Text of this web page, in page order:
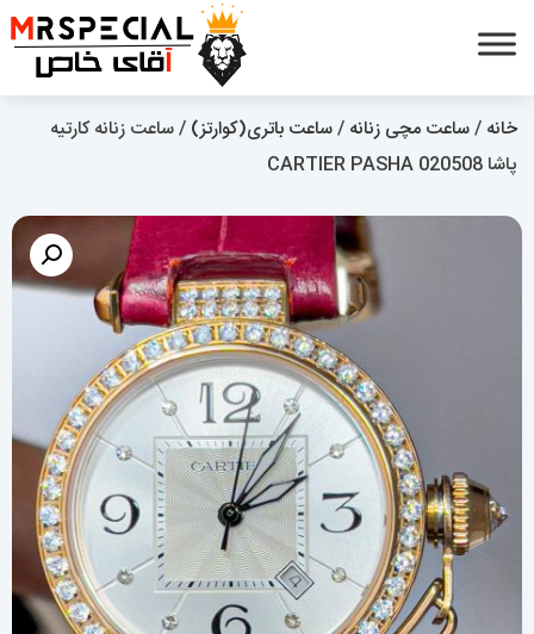
خانه /ساعت مچی زنانه /ساعت باتری(کوارتز) / ساعت زنانه کارتیه
پاشا CARTIER PASHA 020508